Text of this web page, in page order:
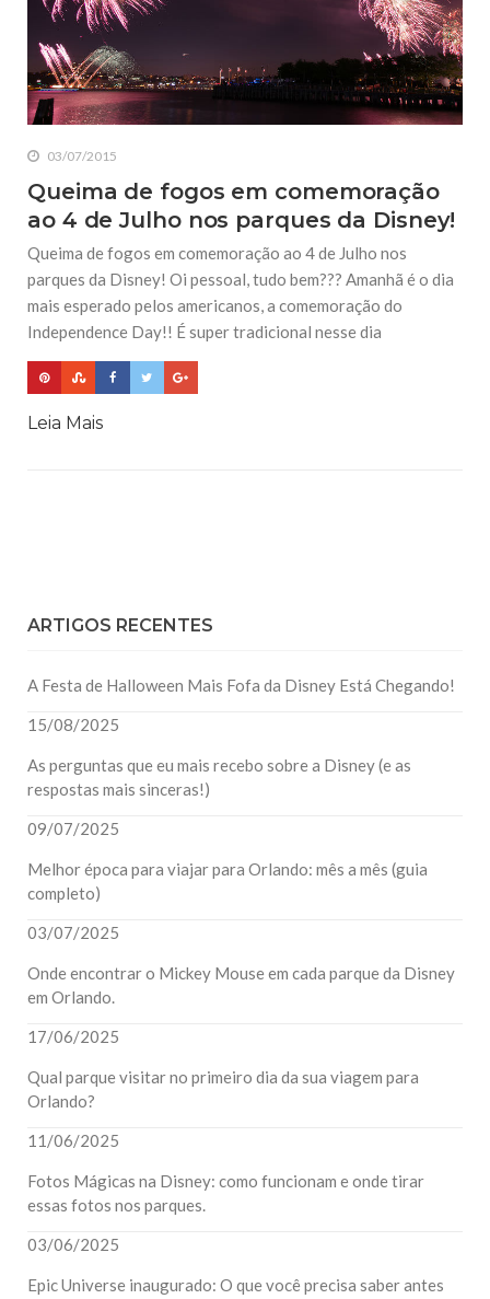
03/07/2015
Queima de fogos em comemoração
ao 4 de Julho nos parques da Disney!
Queima de fogos em comemoração ao 4 de Julho nos
parques da Disney! Oi pessoal, tudo bem??? Amanhã é o dia
mais esperado pelos americanos, a comemoração do
Independence Day!! É super tradicional nesse dia
Leia Mais
ARTIGOS RECENTES
A Festa de Halloween Mais Fofa da Disney Está Chegando!
15/08/2025
As perguntas que eu mais recebo sobre a Disney (e as
respostas mais sinceras!)
09/07/2025
Melhor época para viajar para Orlando: mês a mês (guia
completo)
03/07/2025
Onde encontrar o Mickey Mouse em cada parque da Disney
em Orlando.
17/06/2025
Qual parque visitar no primeiro dia da sua viagem para
Orlando?
11/06/2025
Fotos Mágicas na Disney: como funcionam e onde tirar
essas fotos nos parques.
03/06/2025
Epic Universe inaugurado: O que você precisa saber antes